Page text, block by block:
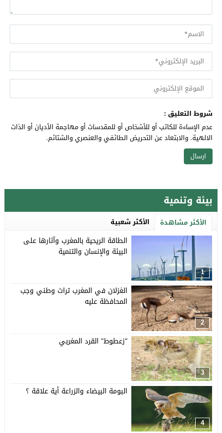
شروط التعليق :
عدم الإساءة للكاتب أو للأشخاص أو للمقدسات أو مهاجمة الأديان أو الذات
الالهية. والابتعاد عن التحريض الطائفي والعنصري والشتائم.
بيئة وتنمية
الأكثر مشاهدة الأكثر شعبية
1
الطاقة الريحية بالمغرب وآثارها على
البيئة والإنسان والتنمية
2
الغزلان في المغرب تراث وطني وجب
المحافظة عليه
3
“زعطوط” القرد المغربي
4
البومة البيضاء والزراعة أية علاقة ؟